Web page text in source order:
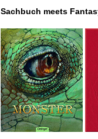
Sachbuch meets